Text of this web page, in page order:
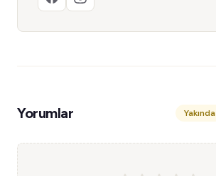
Yorumlar Yakında